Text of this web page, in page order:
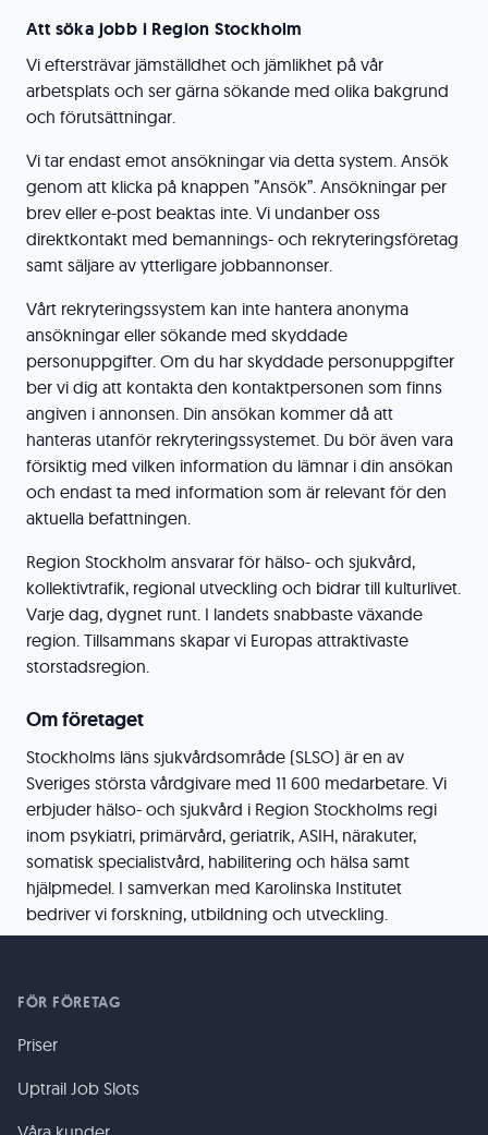
Att söka jobb i Region Stockholm
Vi eftersträvar jämställdhet och jämlikhet på vår
arbetsplats och ser gärna sökande med olika bakgrund
och förutsättningar.
Vi tar endast emot ansökningar via detta system. Ansök
genom att klicka på knappen ”Ansök”. Ansökningar per
brev eller e-post beaktas inte. Vi undanber oss
direktkontakt med bemannings- och rekryteringsföretag
samt säljare av ytterligare jobbannonser.
Vårt rekryteringssystem kan inte hantera anonyma
ansökningar eller sökande med skyddade
personuppgifter. Om du har skyddade personuppgifter
ber vi dig att kontakta den kontaktpersonen som finns
angiven i annonsen. Din ansökan kommer då att
hanteras utanför rekryteringssystemet. Du bör även vara
försiktig med vilken information du lämnar i din ansökan
och endast ta med information som är relevant för den
aktuella befattningen.
Region Stockholm ansvarar för hälso- och sjukvård,
kollektivtrafik, regional utveckling och bidrar till kulturlivet.
Varje dag, dygnet runt. I landets snabbaste växande
region. Tillsammans skapar vi Europas attraktivaste
storstadsregion.
Om företaget
Stockholms läns sjukvårdsområde (SLSO) är en av
Sveriges största vårdgivare med 11 600 medarbetare. Vi
erbjuder hälso- och sjukvård i Region Stockholms regi
inom psykiatri, primärvård, geriatrik, ASIH, närakuter,
somatisk specialistvård, habilitering och hälsa samt
hjälpmedel. I samverkan med Karolinska Institutet
bedriver vi forskning, utbildning och utveckling.
FÖR FÖRETAG
Priser
Uptrail Job Slots